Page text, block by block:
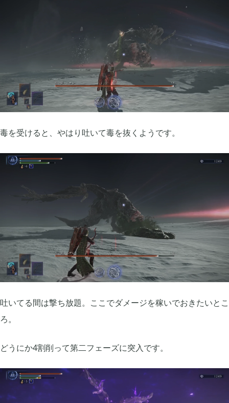
毒を受けると、やはり吐いて毒を抜くようです。
吐いてる間は撃ち放題。ここでダメージを稼いでおきたいとこ
ろ。
どうにか4割削って第二フェーズに突入です。